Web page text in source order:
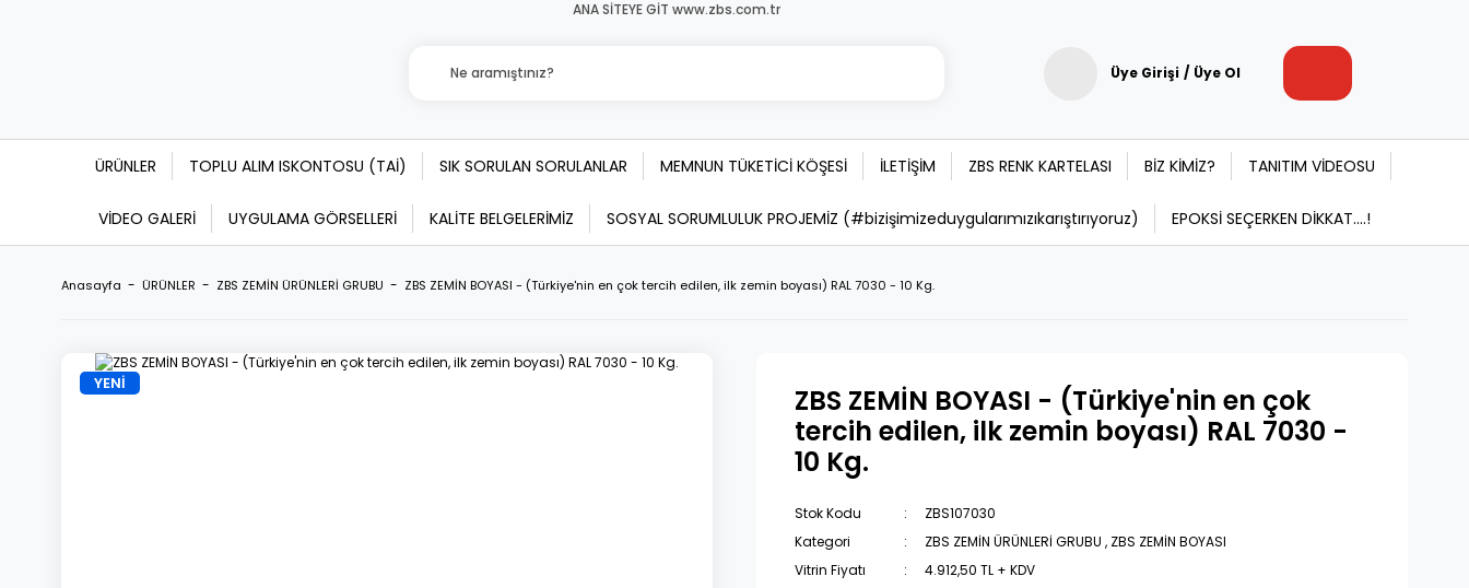
ANA SİTEYE GİT www.zbs.com.tr
Üye Girişi / Üye Ol
ÜRÜNLER TOPLU ALIM ISKONTOSU (TAİ) SIK SORULAN SORULANLAR MEMNUN TÜKETİCİ KÖŞESİ İLETİŞİM ZBS RENK KARTELASI BİZ KİMİZ? TANITIM VİDEOSU
VİDEO GALERİ UYGULAMA GÖRSELLERİ KALİTE BELGELERİMİZ SOSYAL SORUMLULUK PROJEMİZ (#bizişimizeduygularımızıkarıştırıyoruz) EPOKSİ SEÇERKEN DİKKAT....!
Anasayfa ÜRÜNLER ZBS ZEMİN ÜRÜNLERİ GRUBU ZBS ZEMİN BOYASI - (Türkiye'nin en çok tercih edilen, ilk zemin boyası) RAL 7030 - 10 Kg.
YENİ
ZBS ZEMİN BOYASI - (Türkiye'nin en çok
tercih edilen, ilk zemin boyası) RAL 7030 -
10 Kg.
Stok Kodu
ZBS107030
Kategori
ZBS ZEMİN ÜRÜNLERİ GRUBU , ZBS ZEMİN BOYASI
Vitrin Fiyatı
4.912,50 TL + KDV